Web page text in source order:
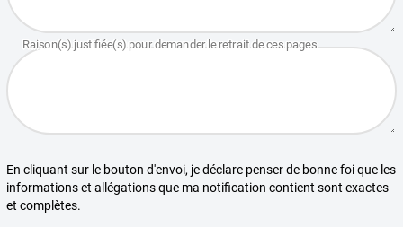
En cliquant sur le bouton d'envoi, je déclare penser de bonne foi que les
informations et allégations que ma notification contient sont exactes
et complètes.